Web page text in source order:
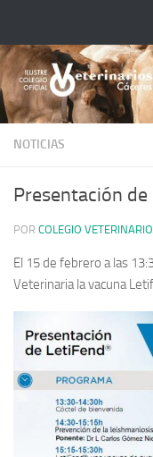
NOTICIAS
Presentación
POR COLEGIO
El 15 de febrero a las
Veterinaria la vacuna